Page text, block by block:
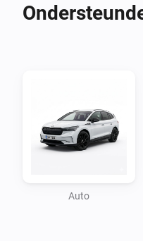
weven in de
Auto